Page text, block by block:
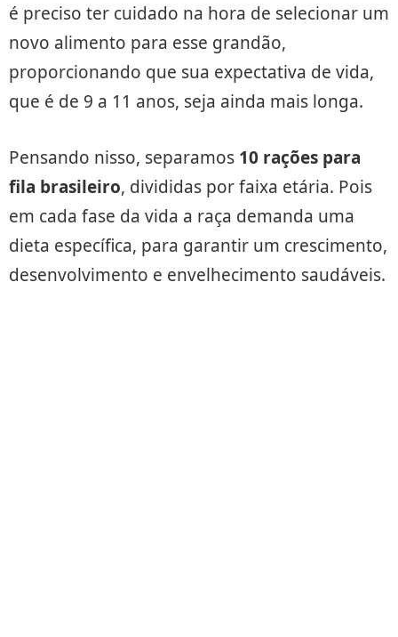
é preciso ter cuidado na hora de selecionar um
novo alimento para esse grandão,
proporcionando que sua expectativa de vida,
que é de 9 a 11 anos, seja ainda mais longa.
Pensando nisso, separamos 10 rações para
fila brasileiro, divididas por faixa etária. Pois
em cada fase da vida a raça demanda uma
dieta específica, para garantir um crescimento,
desenvolvimento e envelhecimento saudáveis.